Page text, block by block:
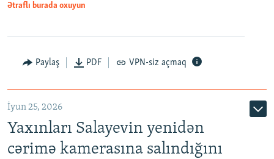
Ətraflı burada oxuyun
Paylaş PDF VPN-siz açmaq
İyun 25, 2026
Yaxınları Salayevin yenidən
cərimə kamerasına salındığını